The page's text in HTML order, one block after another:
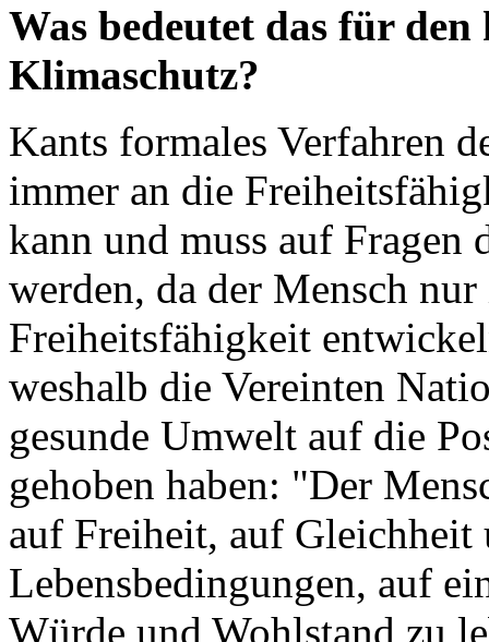
Was bedeutet das für
Klimaschutz?
Kants formales Verfahren
immer an die
kann und muss auf Fragen
werden, da der Mensch
Freiheitsfähigkeit
weshalb die Vereinten
gesunde Umwelt auf die
gehoben haben: "Der
auf Freiheit, auf Gleichheit
Lebensbedingungen, auf
Würde und Wohlstand zu